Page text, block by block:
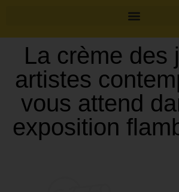
La crème des
artistes
vous attend
exposition